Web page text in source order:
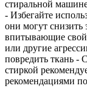
стиральной
- Избегайте
они могут снизить
впитывающие
или другие
повредить ткань -
стиркой
рекомендациями